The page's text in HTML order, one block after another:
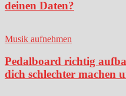
deinen Daten?
Musik aufnehmen
Pedalboard richtig
dich schlechter machen